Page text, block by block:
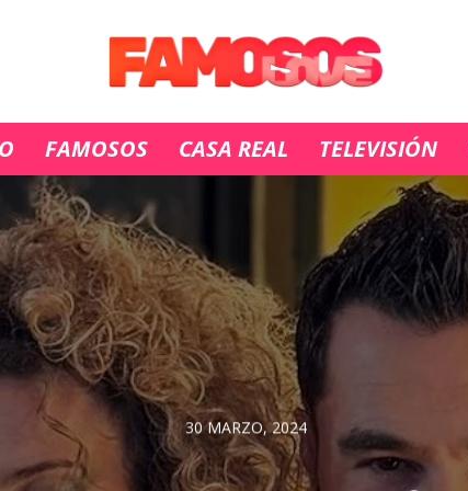
FAMOSOS CASA REAL TELEVISIÓN
30 MARZO, 2024